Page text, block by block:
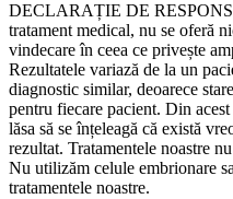
DECLARAȚIE DE
tratament medical, nu se oferă
vindecare în ceea ce privește
Rezultatele variază de la un
diagnostic similar, deoarece
pentru fiecare pacient. Din
lăsa să se înțeleagă că există
rezultat. Tratamentele noastre
Nu utilizăm celule embrionare
tratamentele noastre.